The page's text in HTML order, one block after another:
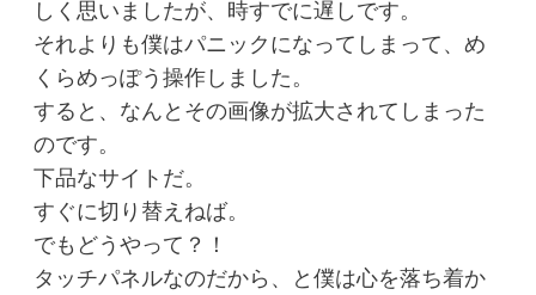
しく思いましたが、時すでに遅しです。
それよりも僕はパニックになってしまって、め
くらめっぽう操作しました。
すると、なんとその画像が拡大されてしまった
のです。
下品なサイトだ。
すぐに切り替えねば。
でもどうやって？！
タッチパネルなのだから、と僕は心を落ち着か